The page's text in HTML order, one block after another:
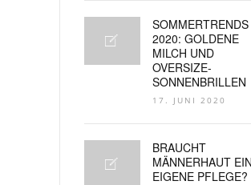
SOMMERTRENDS
2020: GOLDENE
MILCH UND
OVERSIZE-
SONNENBRILLEN
17. JUNI 2020
BRAUCHT
MÄNNERHAUT
EIGENE PFLEGE?